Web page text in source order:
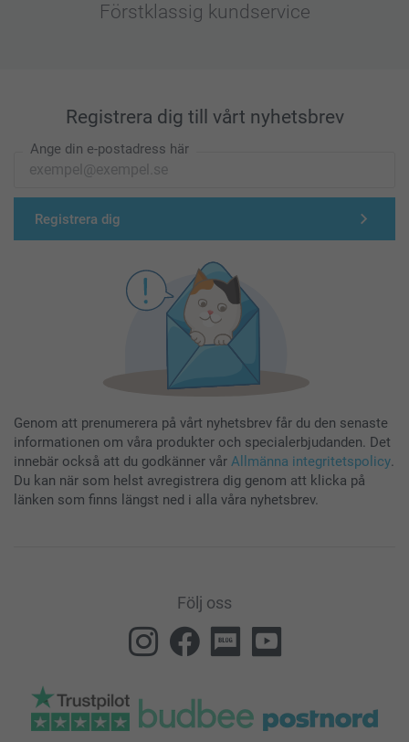
Förstklassig kundservice
Registrera dig till vårt nyhetsbrev
Ange din e-postadress här
Registrera dig
Genom att prenumerera på vårt nyhetsbrev får du den senaste
informationen om våra produkter och specialerbjudanden. Det
innebär också att du godkänner vår Allmänna integritetspolicy.
Du kan när som helst avregistrera dig genom att klicka på
länken som finns längst ned i alla våra nyhetsbrev.
Följ oss